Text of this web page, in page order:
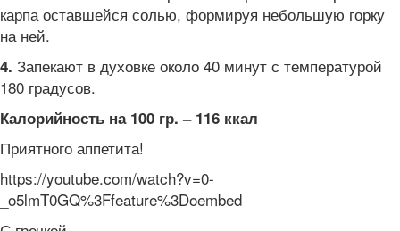
карпа оставшейся солью, формируя небольшую горку
на ней.
4. Запекают в духовке около 40 минут с температурой
180 градусов.
Калорийность на 100 гр. – 116 ккал
Приятного аппетита!
https://youtube.com/watch?v=0-
_o5lmT0GQ%3Ffeature%3Doembed